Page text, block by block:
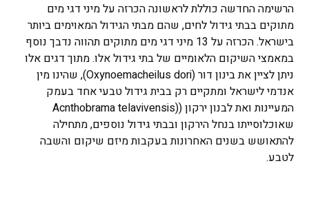
הרשימה החדשה כוללת לראשונה הכרזה על מיני דגי מים
מתוקים בבתי גידול לחים, שהם מבתי הגידול המאוימים ביותר
בישראל. הכרזה על 13 מיני דגי מים מתוקים תהווה נדבך נוסף
במאמצי השיקום הלאומיים של בתי גידול אלו. מתוך דגים אלו
ניתן לציין את בינון דור (Oxynoemacheilus dori), שהינו מין
אנדמי לישראל ומתקיים רק בבית גידול טבעי אחד בעמק
המעיינות ואת לבנון ירקון ((Acnthobrama telavivensis
שאוכלוסייתו בנחל הירקון ובבתי גידול נוספים, מתחילה
להתאושש בשנים האחרונות בעקבות מיזם שיקום והשבה
לטבע.